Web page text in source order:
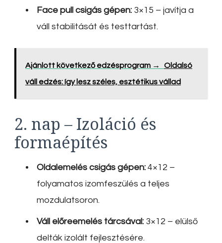
Face pull csigás gépen: 3×15 – javítja a
váll stabilitását és testtartást.
Ajánlott következő edzésprogram → Oldalsó
váll edzés: így lesz széles, esztétikus vállad
2. nap – Izoláció és
formaépítés
Oldalemelés csigás gépen: 4×12 –
folyamatos izomfeszülés a teljes
mozdulatsoron.
Váll előreemelés tárcsával: 3×12 – elülső
delták izolált fejlesztésére.